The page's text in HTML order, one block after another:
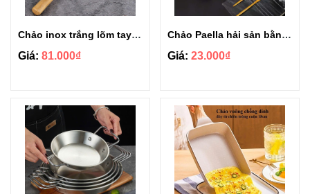
Chảo inox trắng lõm tay cầm cán gỗ cách nhiệt size 32cm
Giá: 81.000₫
Chảo Paella hải sản bằng thép không gỉ size 18cm Vàng
Giá: 23.000₫